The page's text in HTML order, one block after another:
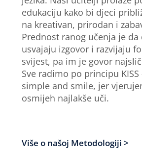
edukaciju kako bi djeci
na kreativan, prirodan i
Prednost ranog učenja je da
usvajaju izgovor i razvijaju
svijest, pa im je govor
Sve radimo po principu KISS
simple and smile, jer
osmijeh najlakše uči.
Više o našoj Metodologiji >